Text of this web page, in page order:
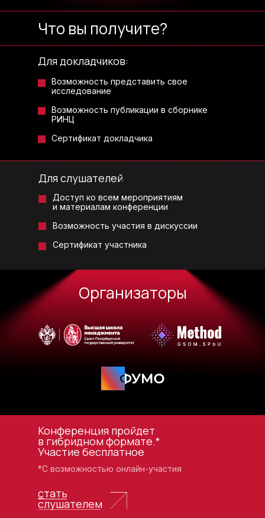
Доступ ко всем мероприятиям
и материалам конференции
Возможность участия в дискуссии
Сертификат участника
Для слушателей
Что вы получите?
Для докладчиков:
Возможность представить свое
исследование
Возможность публикации в сборнике
РИНЦ
Сертификат докладчика
Организаторы
*С возможностью онлайн-участия
Конференция пройдет
в гибридном формате.*
Участие бесплатное
стать
слушателем